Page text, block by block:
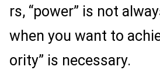
rs, “power” is not
when you want to
ority” is necessary.